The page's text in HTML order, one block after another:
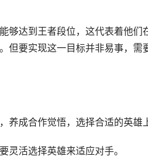
达到王者段位，这代表着他们
但要实现这一目标并非易事，需
养成合作觉悟，选择合适的英雄
灵活选择英雄来适应对手。